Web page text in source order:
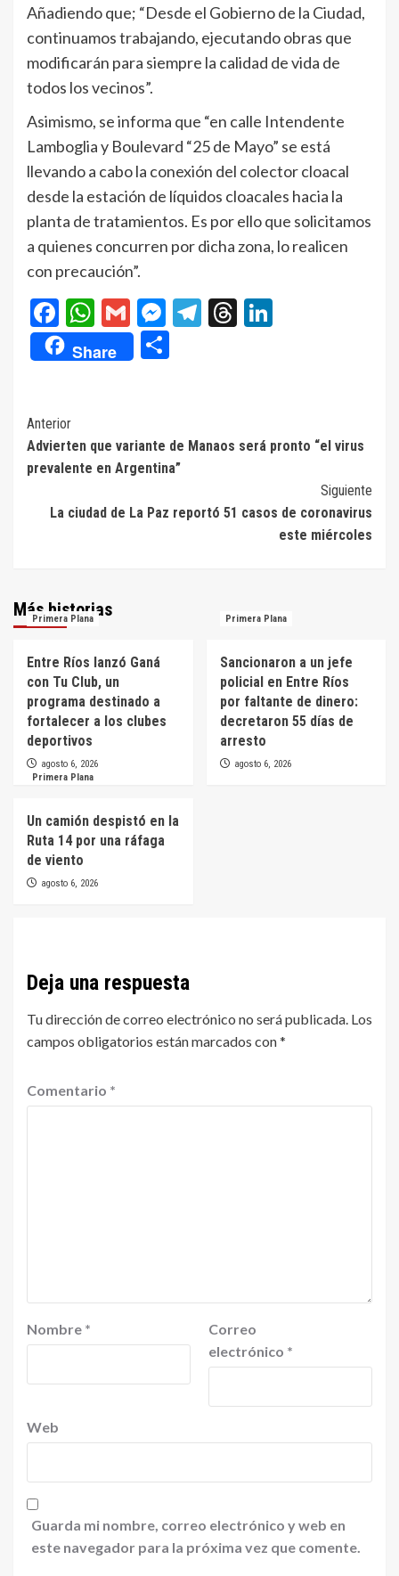
Añadiendo que; “Desde el Gobierno de la Ciudad,
continuamos trabajando, ejecutando obras que
modificarán para siempre la calidad de vida de
todos los vecinos”.
Asimismo, se informa que “en calle Intendente
Lamboglia y Boulevard “25 de Mayo” se está
llevando a cabo la conexión del colector cloacal
desde la estación de líquidos cloacales hacia la
planta de tratamientos. Es por ello que solicitamos
a quienes concurren por dicha zona, lo realicen
con precaución”.
Facebook
WhatsApp
GmailMessenger
Telegram
Threads
Share
Navegación
de
entradas
Anterior
Advierten que variante de Manaos será pronto “el virus
prevalente en Argentina”
Siguiente
La ciudad de La Paz reportó 51 casos de coronavirus
este miércoles
Más historias
Primera Plana
Entre Ríos lanzó Ganá
con Tu Club, un
programa destinado a
fortalecer a los clubes
deportivos
agosto 6, 2026
Primera Plana
Sancionaron a un jefe
policial en Entre Ríos
por faltante de dinero:
decretaron 55 días de
arresto
agosto 6, 2026
Primera Plana
Un camión despistó en la
Ruta 14 por una ráfaga
de viento
agosto 6, 2026
Deja una respuesta
Tu dirección de correo electrónico no será publicada. Los
campos obligatorios están marcados con*
Comentario *
Nombre *
Correo
electrónico *
Web
Guarda mi nombre, correo electrónico y web en
este navegador para la próxima vez que comente.